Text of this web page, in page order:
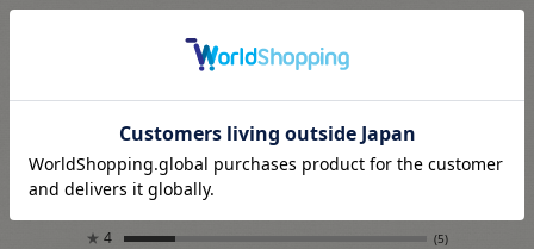
4.8
レビュー件数： 30件
★ 4 (5)